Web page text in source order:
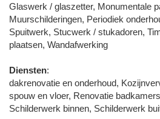
Glaswerk / glaszetter, Monumentale
Muurschilderingen, Periodiek
Spuitwerk, Stucwerk / stukadoren,
plaatsen, Wandafwerking
Diensten:
dakrenovatie en onderhoud,
spouw en vloer, Renovatie
Schilderwerk binnen, Schilderwerk